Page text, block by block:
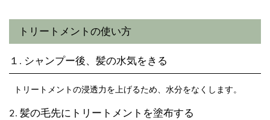
トリートメントの使い方
１. シャンプー後、髪の水気をきる
トリートメントの浸透力を上げるため、水分をなくします。
2. 髪の毛先にトリートメントを塗布する